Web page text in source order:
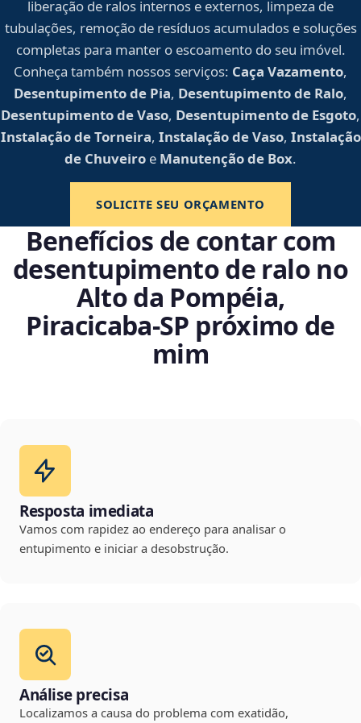
liberação de ralos internos e externos, limpeza de
tubulações, remoção de resíduos acumulados e soluções
completas para manter o escoamento do seu imóvel.
Conheça também nossos serviços: Caça Vazamento,
Desentupimento de Pia, Desentupimento de Ralo,
Desentupimento de Vaso, Desentupimento de Esgoto,
Instalação de Torneira, Instalação de Vaso, Instalação
de Chuveiro e Manutenção de Box.
SOLICITE SEU ORÇAMENTO
Benefícios de contar com
desentupimento de ralo no
Alto da Pompéia,
Piracicaba‑SP próximo de
mim
Resposta imediata
Vamos com rapidez ao endereço para analisar o
entupimento e iniciar a desobstrução.
Análise precisa
Localizamos a causa do problema com exatidão,